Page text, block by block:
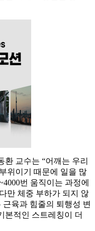
교수는 “어깨는 우리
위이기 때문에 일을 많
번 움직이는 과정에
만 체중 부하가 되지 않
육과 힘줄의 퇴행성 변
본적인 스트레칭이 더